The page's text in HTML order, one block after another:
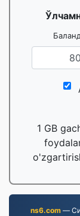
1 GB
ns6.com —